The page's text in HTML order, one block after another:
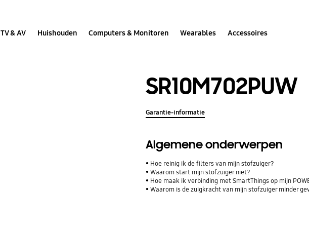
TV & AV Huishouden Computers & Monitoren Wearables Accessoires
SR10M702PUW
Garantie-informatie
Algemene onderwerpen
Hoe reinig ik de filters van mijn stofzuiger?
Waarom start mijn stofzuiger niet?
Hoe maak ik verbinding met SmartThings op mijn
Waarom is de zuigkracht van mijn stofzuiger minder